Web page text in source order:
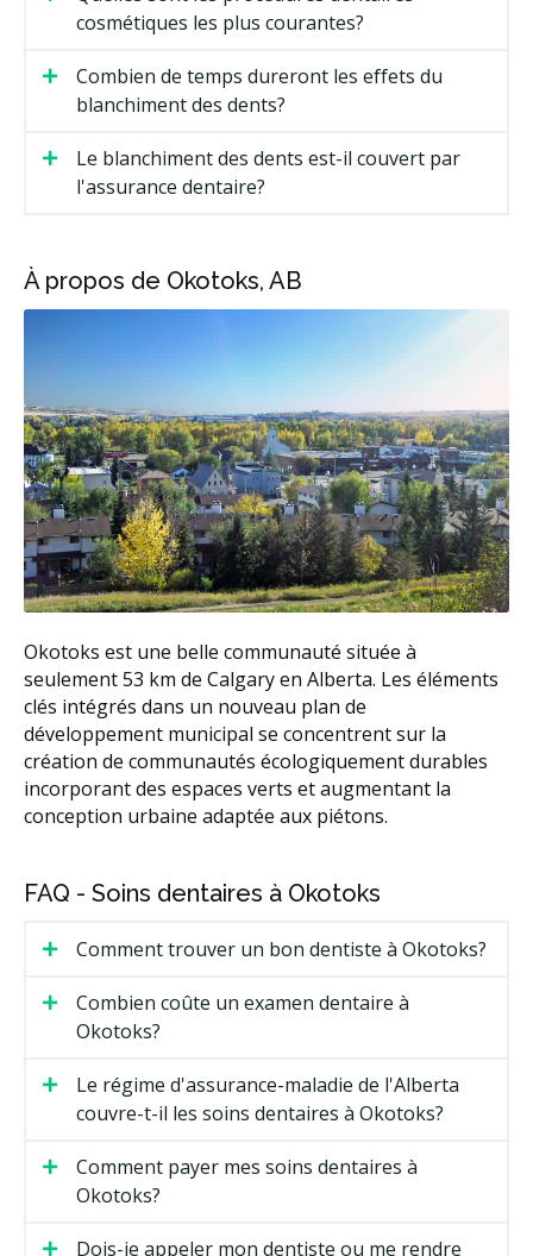
cosmétiques les plus courantes?
Combien de temps dureront les effets du
blanchiment des dents?
Le blanchiment des dents est-il couvert par
l'assurance dentaire?
À propos de Okotoks, AB
Okotoks est une belle communauté située à
seulement 53 km de Calgary en Alberta. Les éléments
clés intégrés dans un nouveau plan de
développement municipal se concentrent sur la
création de communautés écologiquement durables
incorporant des espaces verts et augmentant la
conception urbaine adaptée aux piétons.
FAQ - Soins dentaires à Okotoks
Comment trouver un bon dentiste à Okotoks?
Combien coûte un examen dentaire à
Okotoks?
Le régime d'assurance-maladie de l'Alberta
couvre-t-il les soins dentaires à Okotoks?
Comment payer mes soins dentaires à
Okotoks?
Dois-je appeler mon dentiste ou me rendre